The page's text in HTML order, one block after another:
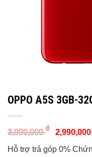
OPPO A5S 3GB-
3,990,000₫
Original
price
was:
3,990,000
2,990,000
Hỗ trợ trả góp 0%